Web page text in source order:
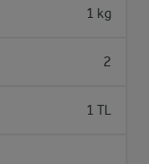
1 kg
2
1 TL